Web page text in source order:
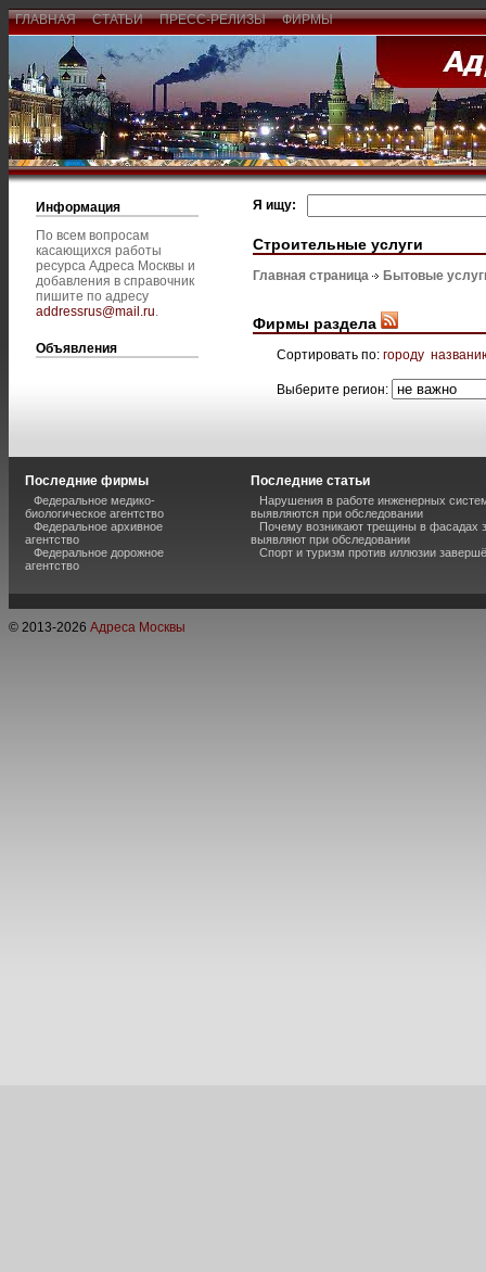
ГЛАВНАЯ СТАТЬИ ПРЕСС-РЕЛИЗЫ ФИРМЫ
Информация
По всем вопросам
касающихся работы
ресурса Адреса Москвы и
добавления в справочник
пишите по адресу
addressrus@mail.ru.
Объявления
Я ищу:
Строительные услуги
Главная страница Бытовые
Фирмы раздела
Сортировать по: городу
Выберите регион:
Последние фирмы
Федеральное медико-
биологическое агентство
Федеральное архивное
агентство
Федеральное дорожное
агентство
Последние статьи
Нарушения в работе инженерных
выявляются при обследовании
Почему возникают трещины в фасадах
выявляют при обследовании
Спорт и туризм против иллюзии
© 2013-2026 Адреса Москвы